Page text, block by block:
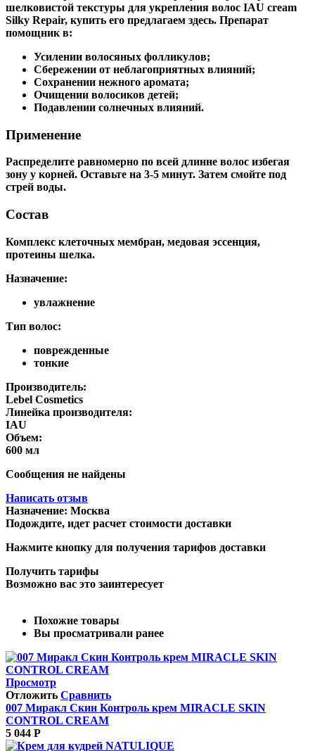
шелковистой текстуры для укрепления волос IAU cream
Silky Repair, купить его предлагаем здесь. Препарат
помощник в:
Усилении волосяных фолликулов;
Сбережении от неблагоприятных влияний;
Сохранении нежного аромата;
Очищении волосиков детей;
Подавлении солнечных влияний.
Применение
Распределите равномерно по всей длинне волос избегая
зону у корней. Оставьте на 3-5 минут. Затем смойте под
стрей воды.
Состав
Комплекс клеточных мембран, медовая эссенция,
протеины шелка.
Назначение:
увлажнение
Тип волос:
поврежденные
тонкие
Производитель:
Lebel Cosmetics
Линейка производителя:
IAU
Объем:
600 мл
Сообщения не найдены
Написать отзыв
Назначение: Москва
Подождите, идет расчет стоимости доставки
Нажмите кнопку для получения тарифов доставки
Получить тарифы
Возможно вас это заинтересует
Похожие товары
Вы просматривали ранее
Просмотр
Отложить Сравнить
007 Миракл Скин Контроль крем MIRACLE SKIN
CONTROL CREAM
5 044 Р